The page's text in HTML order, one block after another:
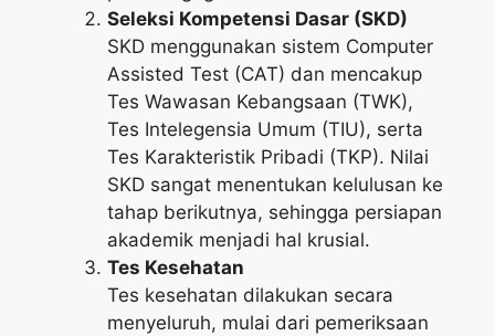
Seleksi Kompetensi Dasar (SKD)
SKD menggunakan sistem Computer
Assisted Test (CAT) dan mencakup
Tes Wawasan Kebangsaan (TWK),
Tes Intelegensia Umum (TIU), serta
Tes Karakteristik Pribadi (TKP). Nilai
SKD sangat menentukan kelulusan ke
tahap berikutnya, sehingga persiapan
akademik menjadi hal krusial.
Tes Kesehatan
Tes kesehatan dilakukan secara
menyeluruh, mulai dari pemeriksaan